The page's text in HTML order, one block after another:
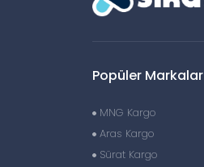
Popüler Markalar
MNG Kargo
Aras Kargo
Sürat Kargo